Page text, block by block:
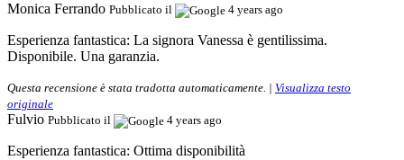
Monica Ferrando Pubblicato il 4 years ago
Esperienza fantastica: La signora Vanessa è gentilissima.
Disponibile. Una garanzia.
Questa recensione è stata tradotta automaticamente. | Visualizza testo
originale
Fulvio Pubblicato il 4 years ago
Esperienza fantastica: Ottima disponibilità